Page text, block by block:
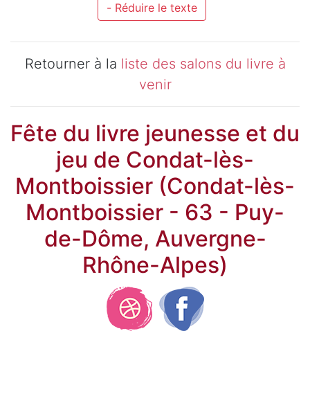
- Réduire le texte
Retourner à la liste des salons du livre à
venir
Fête du livre jeunesse et du
jeu de Condat-lès-
Montboissier (Condat-lès-
Montboissier - 63 - Puy-
de-Dôme, Auvergne-
Rhône-Alpes)